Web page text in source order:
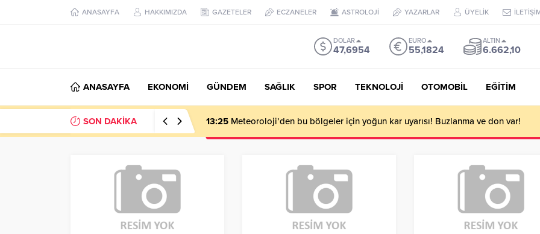
ANASAYFA HAKKIMIZDA GAZETELER ECZANELER ASTROLOJİ YAZARLAR ÜYELİK
DOLAR
47,6954
EURO
55,1824
ALTIN
6.662,10
ANASAYFA EKONOMİ GÜNDEM SAĞLIK SPOR TEKNOLOJİ OTOMOBİL EĞİTİM
SON DAKİKA 13:25 Meteoroloji’den bu bölgeler için yoğun kar uyarısı! Buzlanma ve don var!